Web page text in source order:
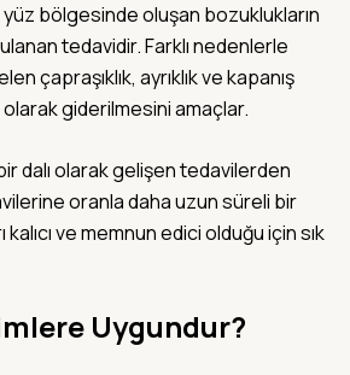
bölgesinde oluşan bozuklukların
tedavidir. Farklı nedenlerle
çapraşıklık, ayrıklık ve kapanış
olarak giderilmesini amaçlar.
dalı olarak gelişen tedavilerden
oranla daha uzun süreli bir
ve memnun edici olduğu için sık
Uygundur?